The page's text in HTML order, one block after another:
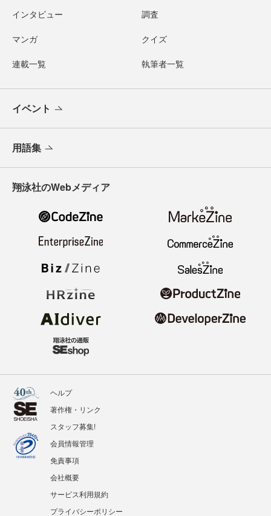
インタビュー 調査
マンガ クイズ
連載一覧 執筆者一覧
イベント
用語集
翔泳社のWebメディア
ヘルプ
著作権・リンク
スタッフ募集!
会員情報管理
免責事項
会社概要
サービス利用規約
プライバシーポリシー